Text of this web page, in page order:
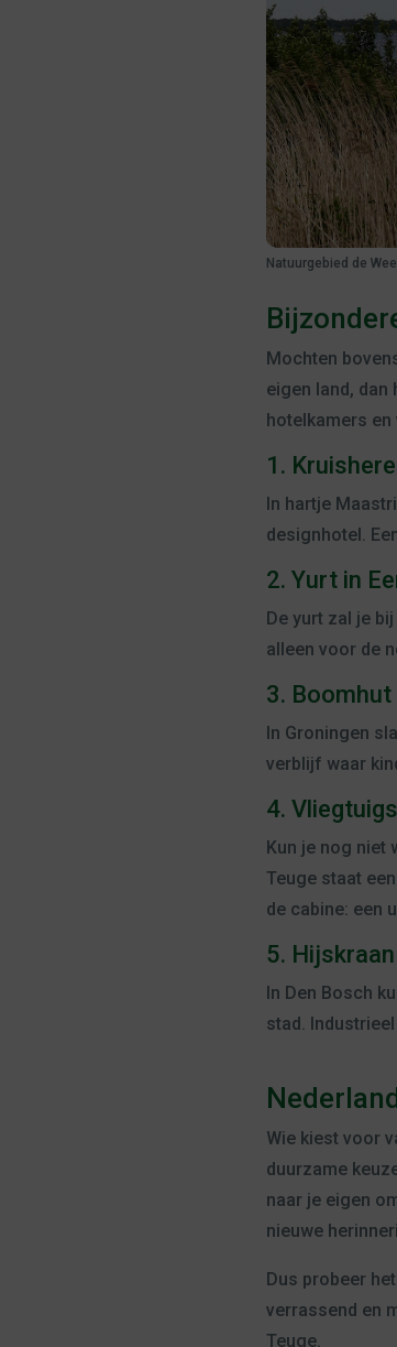
Natuurgebied de
Mochten
eigen land,
hotelkamers
1.
In hartje
designhotel.
2. Yurt in
De yurt zal je
alleen voor de
3. Boomhut
In Groningen
verblijf waar
4.
Kun je nog niet
Teuge staat
de cabine: een
5.
In Den Bosch
stad.
Wie kiest voor
duurzame
naar je eigen
nieuwe
Dus probeer
verrassend en
Teuge.